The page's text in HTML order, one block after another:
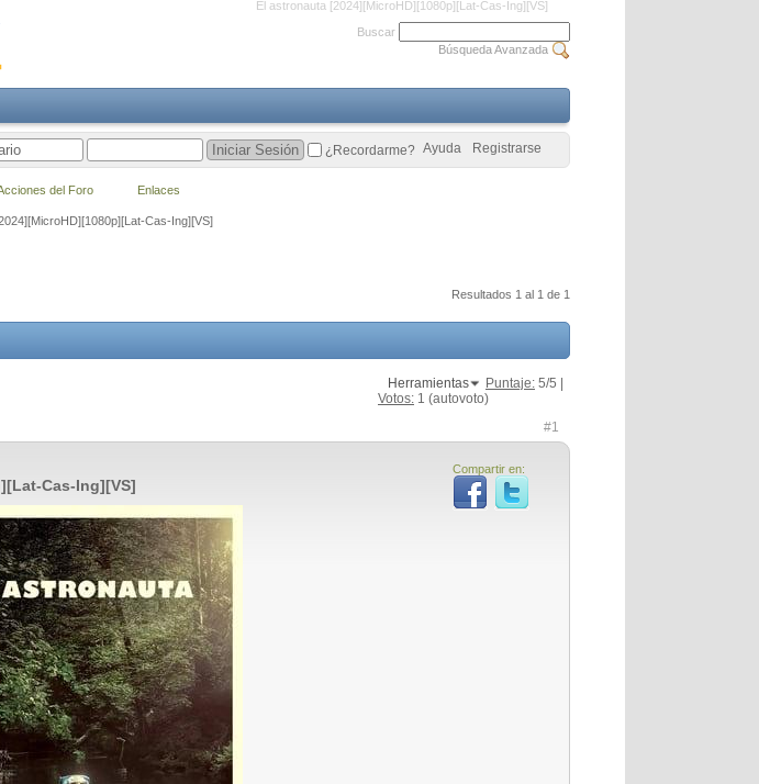
El astronauta [2024][MicroHD][1080p][Lat-Cas-Ing][VS]
Cas-Ing][VS]
Resultados 1 al 1 de 1
Herramientas Puntaje: 5/5 |
Votos: 1 (autovoto)
#1
Compartir en:
Cas-Ing][VS]
Buscar
Búsqueda Avanzada
Registrarse
Ayuda
¿Recordarme?
del Foro Enlaces